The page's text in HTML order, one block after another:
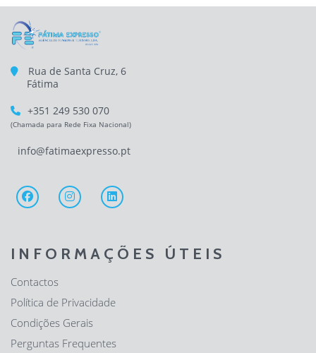
Rua de Santa Cruz, 6
Fátima
+351 249 530 070
(Chamada para Rede Fixa Nacional)
info@fatimaexpresso.pt
INFORMAÇÕES ÚTEIS
Contactos
Política de Privacidade
Condições Gerais
Perguntas Frequentes